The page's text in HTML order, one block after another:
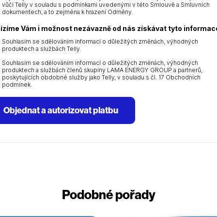
vůči Telly v souladu s podmínkami uvedenými v této Smlouvě a Smluvních
dokumentech, a to zejména k hrazení Odměny.
Vám i možnost nezávazně od nás získávat tyto
Souhlasím se sdělováním informací o důležitých změnách, výhodných
produktech a službách Telly.
Souhlasím se sdělováním informací o důležitých změnách, výhodných
produktech a službách členů skupiny LAMA ENERGY GROUP a partnerů,
poskytujících obdobné služby jako Telly, v souladu s čl. 17 Obchodních
podmínek.
Objednat a autorizovat platbu
Podobné pořady